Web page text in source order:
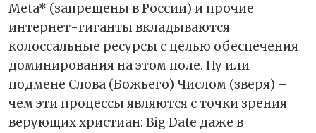
Meta* (запрещены в России) и прочие
интернет-гиганты вкладываются
колоссальные ресурсы с целью обеспечения
доминирования на этом поле. Ну или
подмене Слова (Божьего) Числом (зверя) –
чем эти процессы являются с точки зрения
верующих христиан: Big Date даже в